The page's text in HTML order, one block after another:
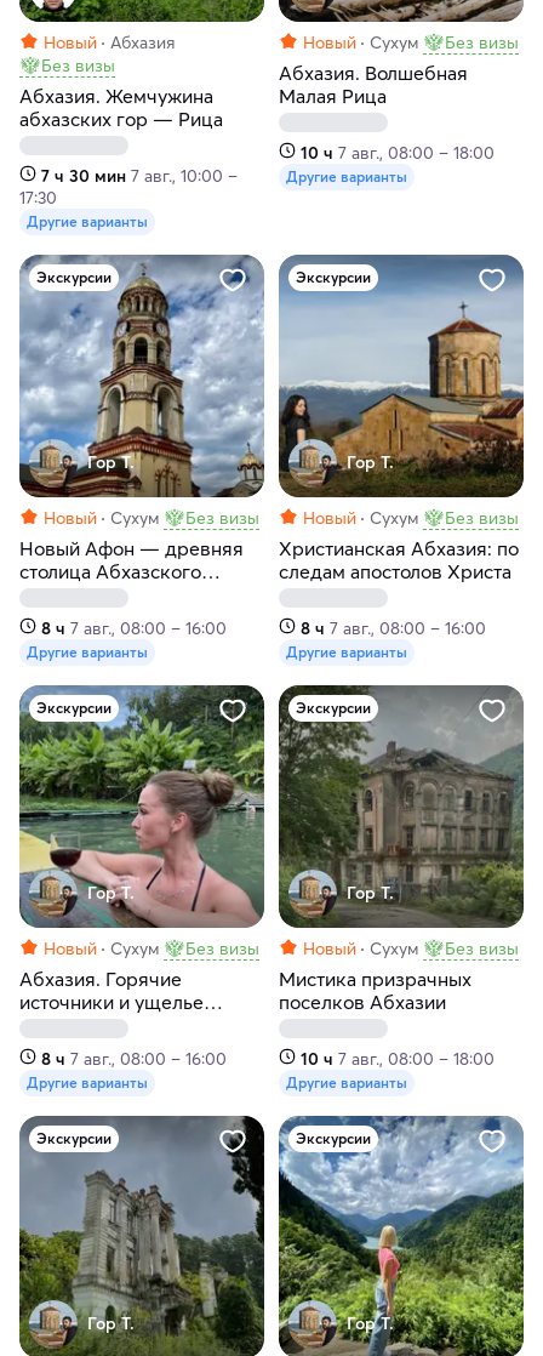
Новый
Абхазия
Без визы
Абхазия. Жемчужина
абхазских гор — Рица
7 ч 30 мин 7 авг., 10:00 –
17:30
Другие варианты
Новый Сухум Без визы
Абхазия. Волшебная
Малая Рица
10 ч 7 авг., 08:00 – 18:00
Другие варианты
Экскурсии
Гор Т.
Новый Сухум Без визы
Новый Афон — древняя
столица Абхазского
царства
8 ч 7 авг., 08:00 – 16:00
Другие варианты
Экскурсии
Гор Т.
Новый Сухум Без визы
Христианская Абхазия: по
следам апостолов Христа
8 ч 7 авг., 08:00 – 16:00
Другие варианты
Экскурсии
Гор Т.
Новый Сухум Без визы
Абхазия. Горячие
источники и ущелье
Черниговка
8 ч 7 авг., 08:00 – 16:00
Другие варианты
Экскурсии
Гор Т.
Новый Сухум Без визы
Мистика призрачных
поселков Абхазии
10 ч 7 авг., 08:00 – 18:00
Другие варианты
Экскурсии
Гор Т.
Экскурсии
Гор Т.